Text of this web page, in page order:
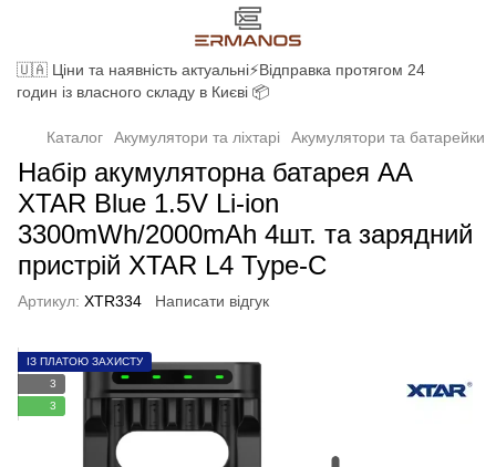
🇺🇦 Ціни та наявність актуальні⚡Відправка протягом 24
годин із власного складу в Києві 📦
Каталог Акумулятори та ліхтарі Акумулятори та батарейки
Набір акумуляторна батарея AA
XTAR Blue 1.5V Li-ion
3300mWh/2000mAh 4шт. та зарядний
пристрій XTAR L4 Type-C
Артикул: XTR334 Написати відгук
ІЗ ПЛАТОЮ ЗАХИСТУ
3
3